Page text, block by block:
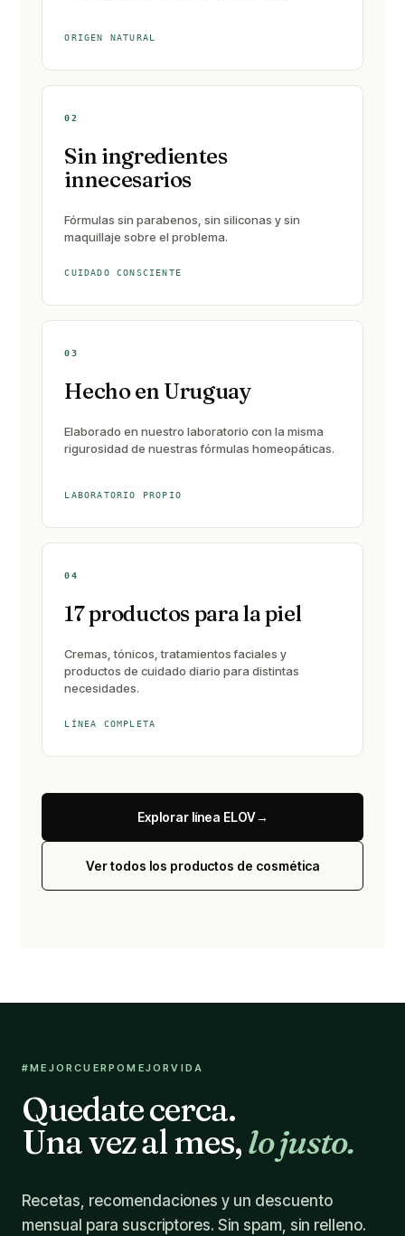
ORIGEN NATURAL
02
Sin ingredientes
innecesarios
Fórmulas sin parabenos, sin siliconas y sin
maquillaje sobre el problema.
CUIDADO CONSCIENTE
03
Hecho en Uruguay
Elaborado en nuestro laboratorio con la misma
rigurosidad de nuestras fórmulas homeopáticas.
LABORATORIO PROPIO
04
17 productos para la piel
Cremas, tónicos, tratamientos faciales y
productos de cuidado diario para distintas
necesidades.
LÍNEA COMPLETA
Explorar línea ELOV→
Ver todos los productos de cosmética
#MEJORCUERPOMEJORVIDA
Quedate cerca.
Una vez al mes,lo justo.
Recetas, recomendaciones y un descuento
mensual para suscriptores. Sin spam, sin relleno.